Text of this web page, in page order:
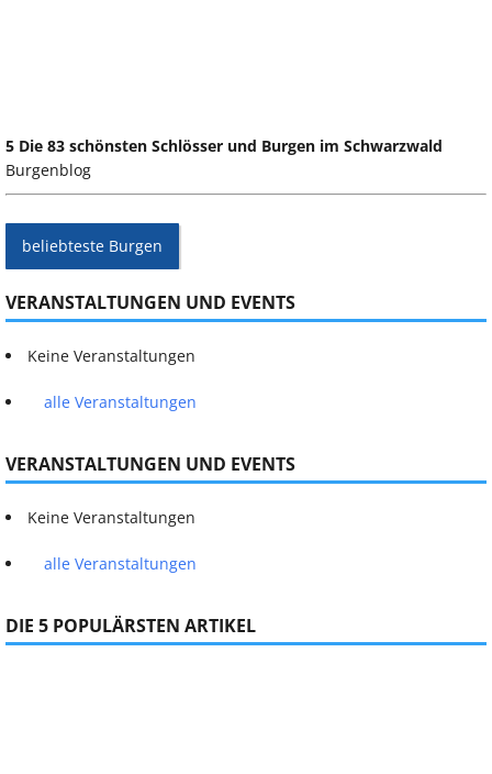
5 Die 83 schönsten Schlösser und Burgen im Schwarzwald
Burgenblog
beliebteste Burgen
VERANSTALTUNGEN UND EVENTS
Keine Veranstaltungen
alle Veranstaltungen
VERANSTALTUNGEN UND EVENTS
Keine Veranstaltungen
alle Veranstaltungen
DIE 5 POPULÄRSTEN ARTIKEL